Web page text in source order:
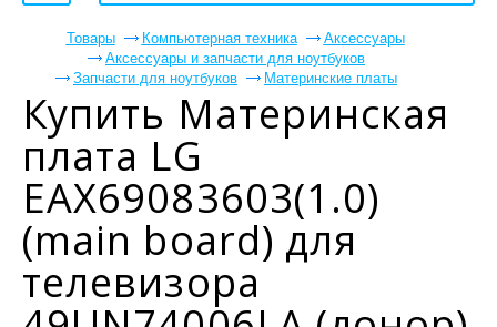
Товары Компьютерная техника
Аксессуары
Аксессуары и запчасти для ноутбуков
Запчасти для ноутбуков
Материнские платы
Купить Материнская
плата LG
EAX69083603(1.0)
(main board) для
телевизора